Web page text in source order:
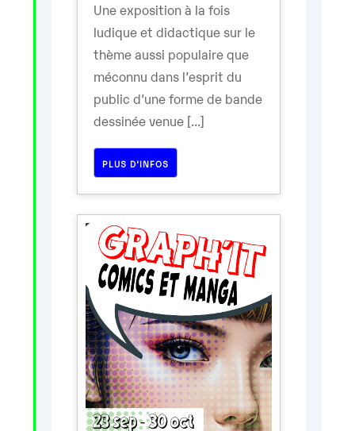
Une exposition à la fois
ludique et didactique sur le
thème aussi populaire que
méconnu dans l’esprit du
public d’une forme de bande
dessinée venue [...]
PLUS D’INFOS